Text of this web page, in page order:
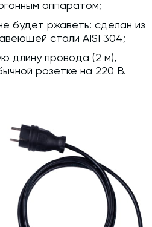
аппаратом;
будет ржаветь: сделан из
стали AISI 304;
длину провода (2 м),
розетке на 220 В.